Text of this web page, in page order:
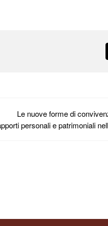
Le nuove forme di
personali e patrimoniali